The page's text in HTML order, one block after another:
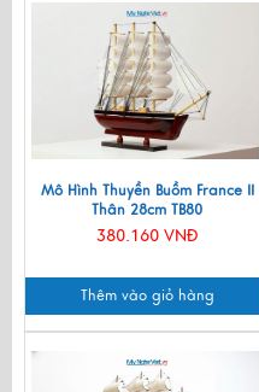
Mô Hình Thuyền Buồm France II
Thân 28cm TB80
380.160 VNĐ
Thêm vào giỏ hàng